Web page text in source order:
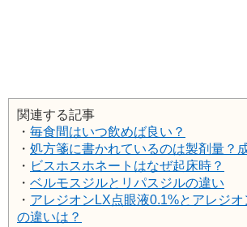
関連する記事
・ 毎食間はいつ飲めば良い？
・ 処方箋に書かれているのは製剤量？
・ ビスホスホネートはなぜ起床時？
・ ベルモスジルとリパスジルの違い
・ アレジオンLX点眼液0.1%とアレジオ
の違いは？